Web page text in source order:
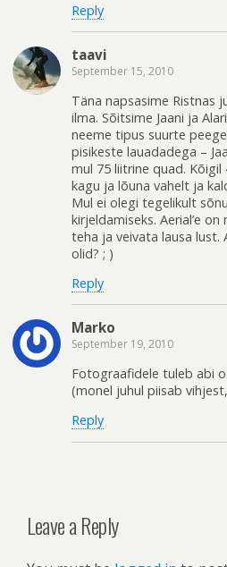
Reply
taavi
September 15, 2010
Täna napsasime Ristnas
ilma. Sõitsime Jaani ja
neeme tipus suurte
pisikeste lauadadega –
mul 75 liitrine quad. Kõigil
kagu ja lõuna vahelt ja
Mul ei olegi tegelikult
kirjeldamiseks. Aerial’e
teha ja veivata lausa
olid? ; )
Reply
Marko
September 19, 2010
Fotograafidele tuleb abi
(monel juhul piisab
Reply
Leave a Reply